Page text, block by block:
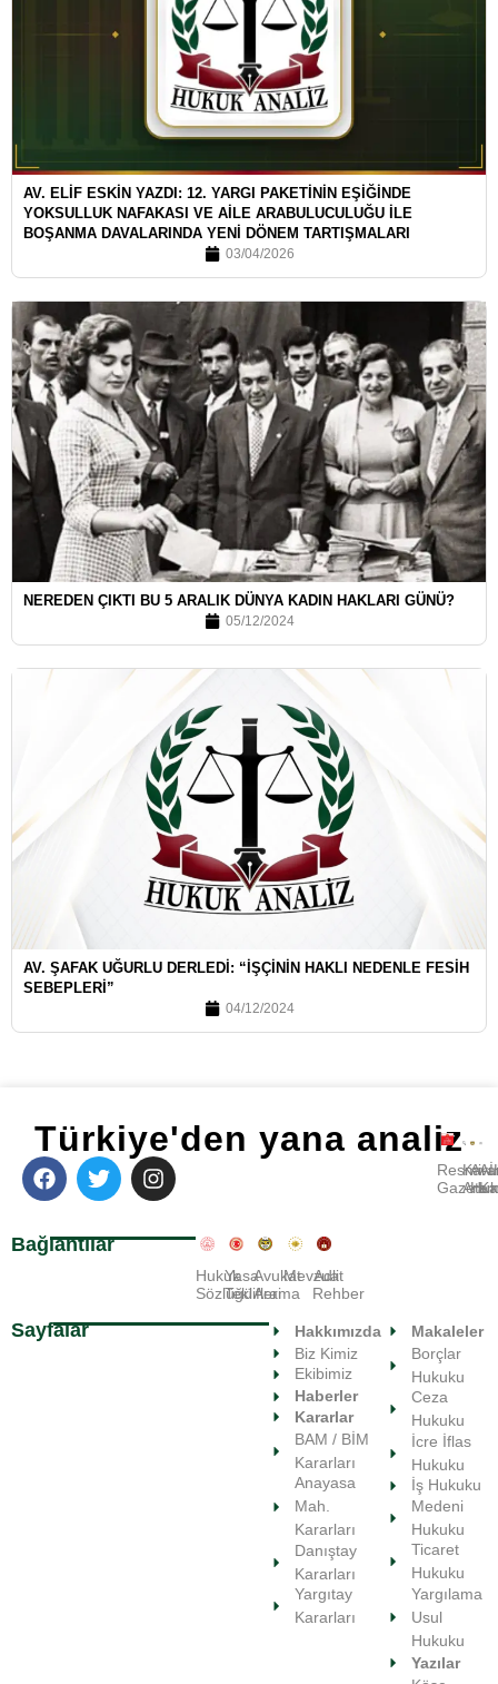
AV. ELİF ESKİN YAZDI: 12. YARGI PAKETİNİN EŞİĞİNDE
YOKSULLUK NAFAKASI VE AİLE ARABULUCULUĞU İLE
BOŞANMA DAVALARINDA YENİ DÖNEM TARTIŞMALARI
03/04/2026
NEREDEN ÇIKTI BU 5 ARALIK DÜNYA KADIN HAKLARI GÜNÜ?
05/12/2024
AV. ŞAFAK UĞURLU DERLEDI: “İŞÇININ HAKLI NEDENLE FESIH
SEBEPLERI”
04/12/2024
Türkiye'den yana analiz
Bağlantılar
Hukuk
Sözlüğü
Yasa
Teklifleri
Avukat
Arama
Mevzuat
Adli
Rehber
Resmi
Gazete
Sayfalar
Hakkımızda
Biz Kimiz
Ekibimiz
Haberler
Kararlar
BAM / BİM
Kararları
Anayasa
Mah.
Kararları
Danıştay
Kararları
Yargıtay
Kararları
Makaleler
Borçlar
Hukuku
Ceza
Hukuku
İcre İflas
Hukuku
İş Hukuku
Medeni
Hukuku
Ticaret
Hukuku
Yargılama
Usul
Hukuku
Yazılar